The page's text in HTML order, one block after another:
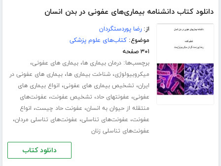
دانلود کتاب دانشنامه بیماری‌های عفونی در بدن انسان
از:رضا پوردستگردان
موضوع:کتاب‌های علوم پزشکی
۳۰۱ صفحه
برچسب‌ها:درمان بیماری ها،بیماری های عفونی،
میکروبیولوژی،شناخت بیماری ها،بیماری های عفونی در
ایران، تشخیص بیماری های عفونی، انواع بیماری های
عفونی، عفونتهای حاد، تشخیص عفونت، عفونت‌های
منتقله از حیوان به انسان، عفونت حاد چیست، انواع
عفونت، عفونت‌های تناسلی، عفونت‌های تناسلی مردان،
عفونت‌های تناسلی زنان
دانلود کتاب